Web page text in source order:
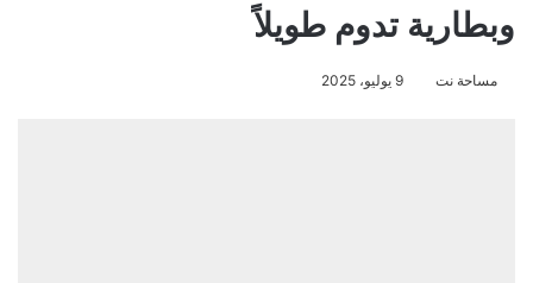
وبطارية تدوم طويلاً
مساحة نت 9 يوليو، 2025